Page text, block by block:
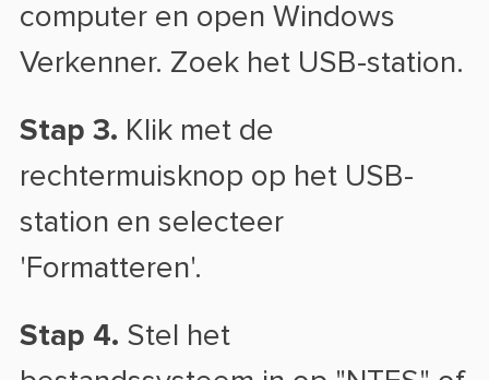
computer en open Windows
Verkenner. Zoek het USB-station.
Stap 3. Klik met de
rechtermuisknop op het USB-
station en selecteer
'Formatteren'.
Stap 4. Stel het